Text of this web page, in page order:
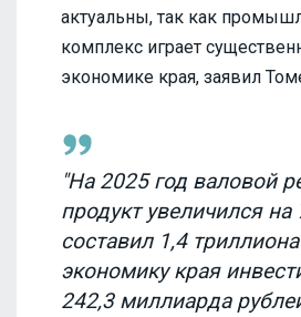
актуальны, так как
комплекс играет
экономике края, заявил
"На 2025 год валовой
продукт увеличился на
составил 1,4
экономику края
242,3 миллиарда